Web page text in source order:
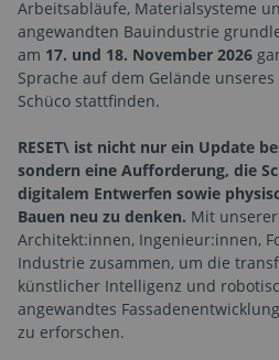
Arbeitsabläufe, Materialsysteme
angewandten Bauindustrie
am 17. und 18. November 2026
Sprache auf dem Gelände
Schüco stattfinden.
RESET\ ist nicht nur ein Update
sondern eine Aufforderung, die
digitalem Entwerfen sowie
Bauen neu zu denken. Mit
Architekt:innen, Ingenieur:innen,
Industrie zusammen, um die
künstlicher Intelligenz und
angewandtes
zu erforschen.